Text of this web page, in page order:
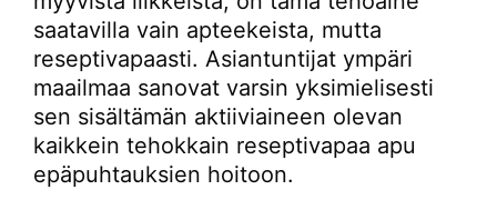
saatavilla vain apteekeista, mutta
reseptivapaasti. Asiantuntijat ympäri
maailmaa sanovat varsin yksimielisesti
sen sisältämän aktiiviaineen olevan
kaikkein tehokkain reseptivapaa apu
epäpuhtauksien hoitoon.